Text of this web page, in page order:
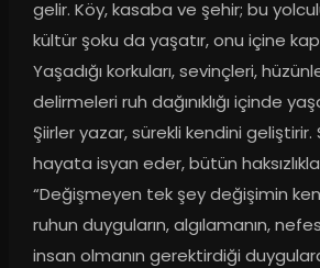
gelir. Köy, kasaba ve şehir; bu
kültür şoku da yaşatır, onu içine
Yaşadığı korkuları, sevinçleri,
delirmeleri ruh dağınıklığı içinde
Şiirler yazar, sürekli kendini
hayata isyan eder, bütün
“Değişmeyen tek şey değişimin
ruhun duyguların, algılamanın,
insan olmanın gerektirdiği